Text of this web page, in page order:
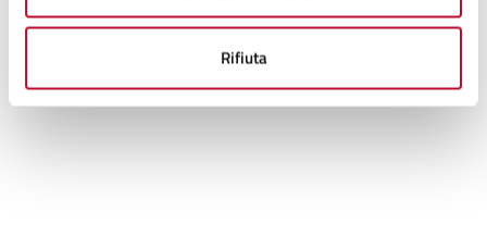
Rifiuta
L’inaugurazione dell’area avverrà nell’autunno a
completamento degli interventi realizzati dalla